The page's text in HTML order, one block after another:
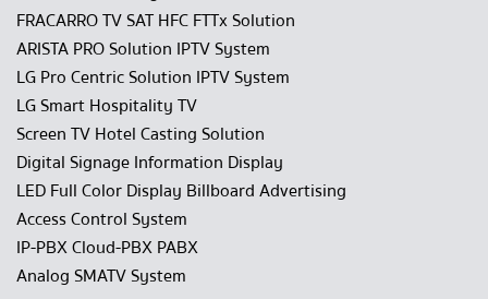
FRACARRO TV SAT HFC FTTx Solution
ARISTA PRO Solution IPTV System
LG Pro Centric Solution IPTV System
LG Smart Hospitality TV
Screen TV Hotel Casting Solution
Digital Signage Information Display
LED Full Color Display Billboard Advertising
Access Control System
IP-PBX Cloud-PBX PABX
Analog SMATV System